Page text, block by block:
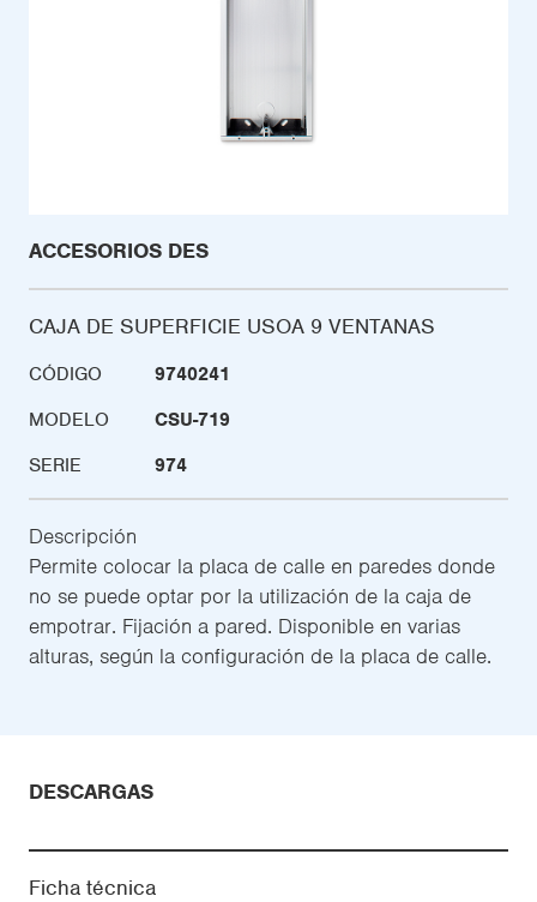
ACCESORIOS DES
CAJA DE SUPERFICIE USOA 9 VENTANAS
CÓDIGO
9740241
MODELO
CSU-719
SERIE
974
Descripción
Permite colocar la placa de calle en paredes donde
no se puede optar por la utilización de la caja de
empotrar. Fijación a pared. Disponible en varias
alturas, según la configuración de la placa de calle.
DESCARGAS
Ficha técnica